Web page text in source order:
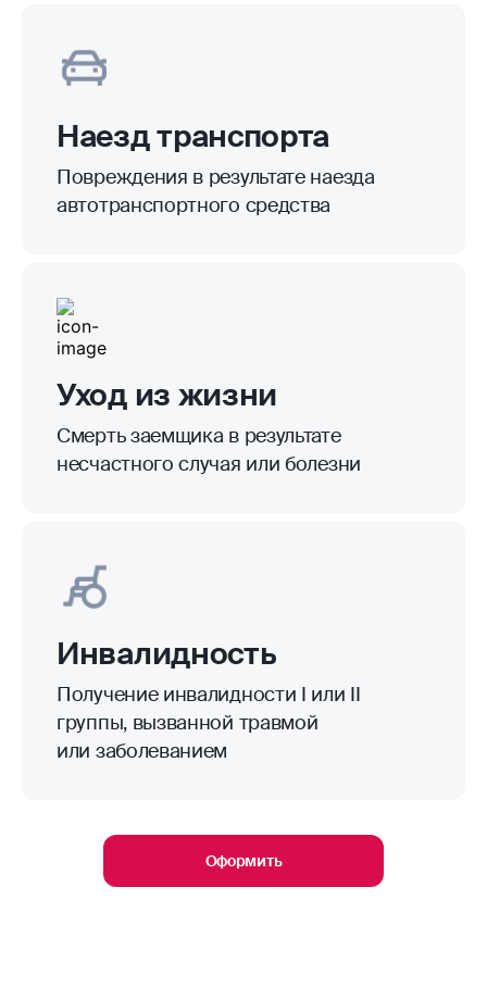
Наезд транспорта
Повреждения в результате наезда
автотранспортного средства
Уход из жизни
Смерть заемщика в результате
несчастного случая или болезни
Инвалидность
Получение инвалидности I или II
группы, вызванной травмой
или заболеванием
Оформить